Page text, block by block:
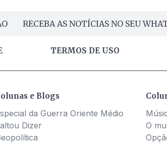
RECEBA AS NOTÍCIAS NO SEU
TERMOS DE USO
e Blogs
da Guerra Oriente Médio
Dizer
O